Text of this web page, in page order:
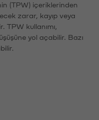
(TPW) içeriklerinden
zarar, kayıp veya
kullanımı,
yol açabilir. Bazı